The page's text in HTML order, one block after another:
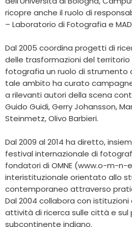
ricopre anche il ruolo di
– Laboratorio di Fotografia e
Dal 2005 coordina progetti di
delle trasformazioni del
fotografia un ruolo di strumento
tale ambito ha curato
a rilevanti autori della scena
Guido Guidi, Gerry Johansson,
Steinmetz, Olivo Barbieri.
Dal 2009 al 2014 ha diretto,
festival internazionale di
fondatori di OMNE (www.o-m-n-
interistituzionale orientato allo
contemporaneo attraverso
Dal 2004 collabora con
attività di ricerca sulle città e sul
subcontinente indiano.